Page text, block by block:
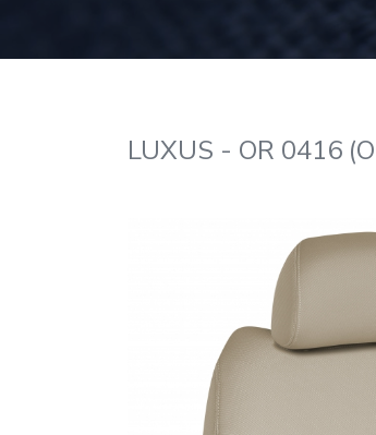
LUXUS - OR 0416